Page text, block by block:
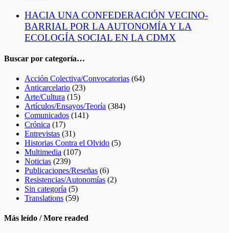
HACIA UNA CONFEDERACIÓN VECINO-
BARRIAL POR LA AUTONOMÍA Y LA
ECOLOGÍA SOCIAL EN LA CDMX
Buscar por categoría…
Acción Colectiva/Convocatorias (64)
Anticarcelario (23)
Arte/Cultura (15)
Artículos/Ensayos/Teoría (384)
Comunicados (141)
Crónica (17)
Entrevistas (31)
Historias Contra el Olvido (5)
Multimedia (107)
Noticias (239)
Publicaciones/Reseñas (6)
Resistencias/Autonomías (2)
Sin categoría (5)
Translations (59)
Más leído / More readed